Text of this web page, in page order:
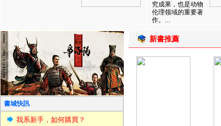
究成果，也是动物
伦理领域的重要著
作。...
書城快訊
我系新手，如何購買？
新書推薦